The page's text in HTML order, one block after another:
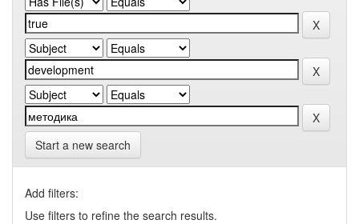
Start a new search
Add filters:
Use filters to refine the search results.